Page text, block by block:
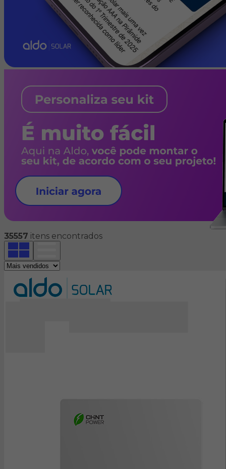
35557 itens encontrados